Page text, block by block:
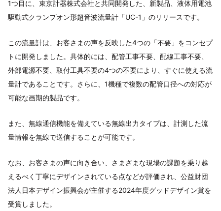
1つ目に、東京計器株式会社と共同開発した、新製品、液体用電池
駆動式クランプオン形超音波流量計「UC-1」のリリースです。
この流量計は、お客さまの声を反映した4つの「不要」をコンセプ
トに開発しました。具体的には、配管工事不要、配線工事不要、
外部電源不要、取付工具不要の4つの不要により、すぐに使える流
量計であることです。さらに、1機種で複数の配管口径への対応が
可能な画期的製品です。
また、無線通信機能を備えている無線出力タイプは、計測した流
量情報を無線で送信することが可能です。
なお、お客さまの声に向き合い、さまざまな現場の課題を乗り越
えるべく丁寧にデザインされている点などが評価され、公益財団
法人日本デザイン振興会が主催する2024年度グッドデザイン賞を
受賞しました。